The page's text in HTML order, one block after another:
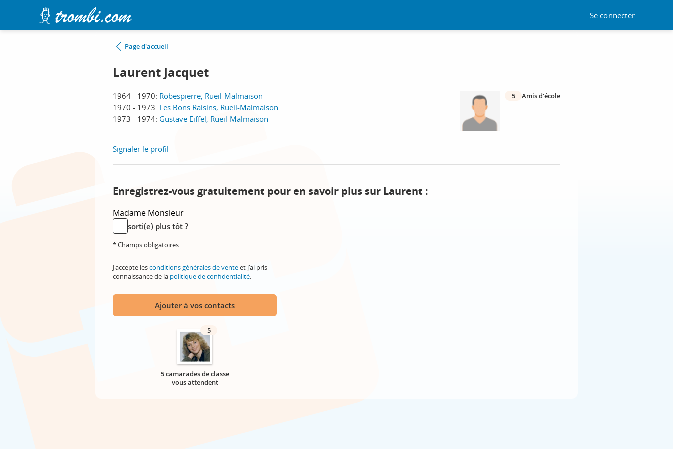
Se connecter
Page d'accueil
Laurent Jacquet
1964 - 1970: Robespierre, Rueil-Malmaison
1970 - 1973: Les Bons Raisins, Rueil-Malmaison
1973 - 1974: Gustave Eiffel, Rueil-Malmaison
5 Amis d'école
Signaler le profil
Enregistrez-vous gratuitement pour en savoir plus sur Laurent :
Madame Monsieur
sorti(e) plus tôt ?
* Champs obligatoires
J'accepte lesconditions générales de venteet j'ai pris
connaissance de la politique de confidentialité.
Ajouter à vos contacts
5
5 camarades de classe
vous attendent